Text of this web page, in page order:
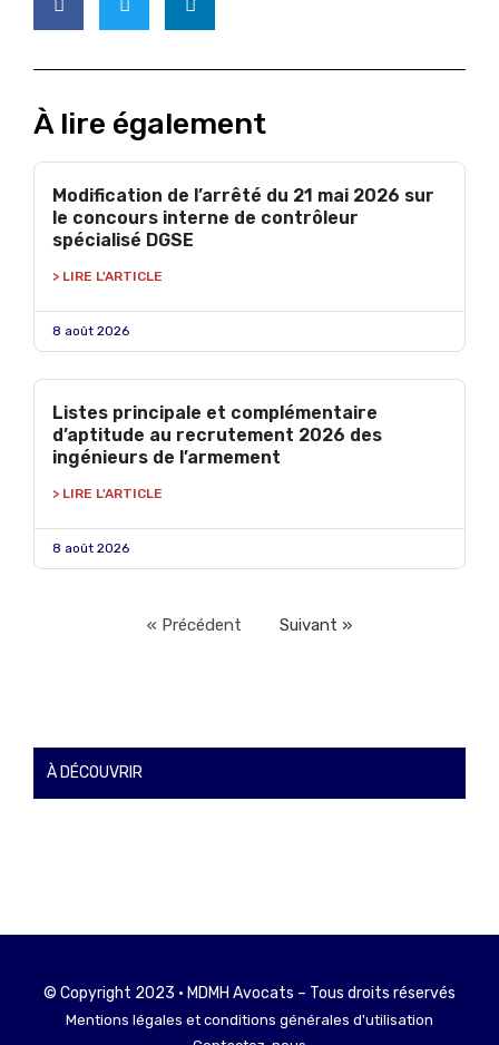
À lire également
Modification de l’arrêté du 21 mai 2026 sur
le concours interne de contrôleur
spécialisé DGSE
> LIRE L'ARTICLE
8 août 2026
Listes principale et complémentaire
d’aptitude au recrutement 2026 des
ingénieurs de l’armement
> LIRE L'ARTICLE
8 août 2026
« Précédent Suivant »
À DÉCOUVRIR
© Copyright 2023 • MDMH Avocats – Tous droits réservés
Mentions légales et conditions générales d'utilisation